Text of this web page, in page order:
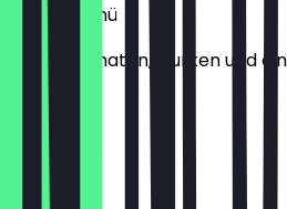
Börek-Menü
Börek, Tomaten, Gurken und
Wahl
€7.90
Kids-Menü